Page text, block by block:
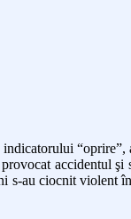
“oprire”,
accidentul
au ciocnit violent